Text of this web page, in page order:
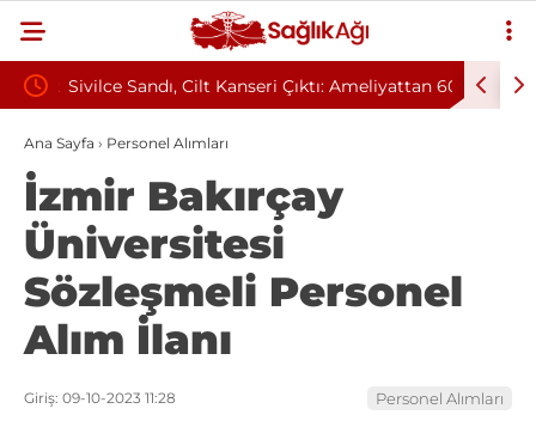
Sivilce Sandı, Cilt Kanseri Çıktı: Ameliyattan 60
Dikişle Uyandı
Baş
Ana Sayfa › Personel Alımları
İzmir Bakırçay
Üniversitesi
Sözleşmeli Personel
Alım İlanı
Giriş: 09-10-2023 11:28 Personel Alımları